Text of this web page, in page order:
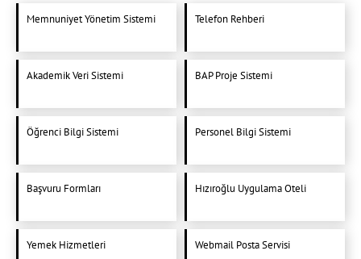
Memnuniyet Yönetim Sistemi Telefon Rehberi
Akademik Veri Sistemi BAP Proje Sistemi
Öğrenci Bilgi Sistemi Personel Bilgi Sistemi
Başvuru Formları Hızıroğlu Uygulama Oteli
Yemek Hizmetleri Webmail Posta Servisi